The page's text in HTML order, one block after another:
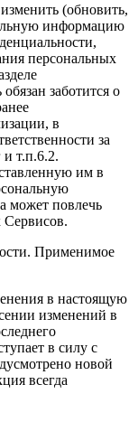
(обновить,
информацию
персональных
заботится о
в
за
и т.п.6.2.
им в
может повлечь
Сервисов.
Применимое
в настоящую
изменений в
в силу с
новой
всегда